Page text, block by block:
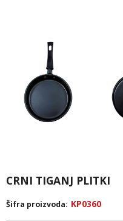
CRNI TIGANJ PLITKI
Šifra proizvoda: KP0360